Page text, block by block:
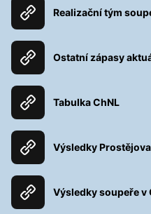
Realizační tým
Ostatní zápasy
Tabulka ChNL
Výsledky
Výsledky soupeře v